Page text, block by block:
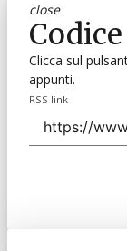
close
Clicca sul
appunti.
RSS link